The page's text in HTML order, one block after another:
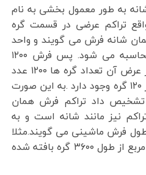
بافندگی فرش ۱۲۰۰ شانه به طور معمول بخشی به نام
تراکم عرضی در قسمت گره
شانه فرش می گویند و واحد
آن متر است و به راحتی محاسبه می شود. پس فرش ۱۲۰۰
شانه یعنی در هر یک متر از عرض آن تعداد گره ها ۱۲۰۰ عدد
می باشد ویا در ۱۰ سانتی متر ۱۲۰ گره وجود دارد .به این صورت
۱۲۰۰ شانه را تشخیص داد تراکم فرش همان
نیز مانند شانه است و به
طول فرش ماشینی می گویند.مثلا
فرش تراکم ۳۶۰۰ در هر متر مربع از طول ۳۶۰۰ گره بافته شده